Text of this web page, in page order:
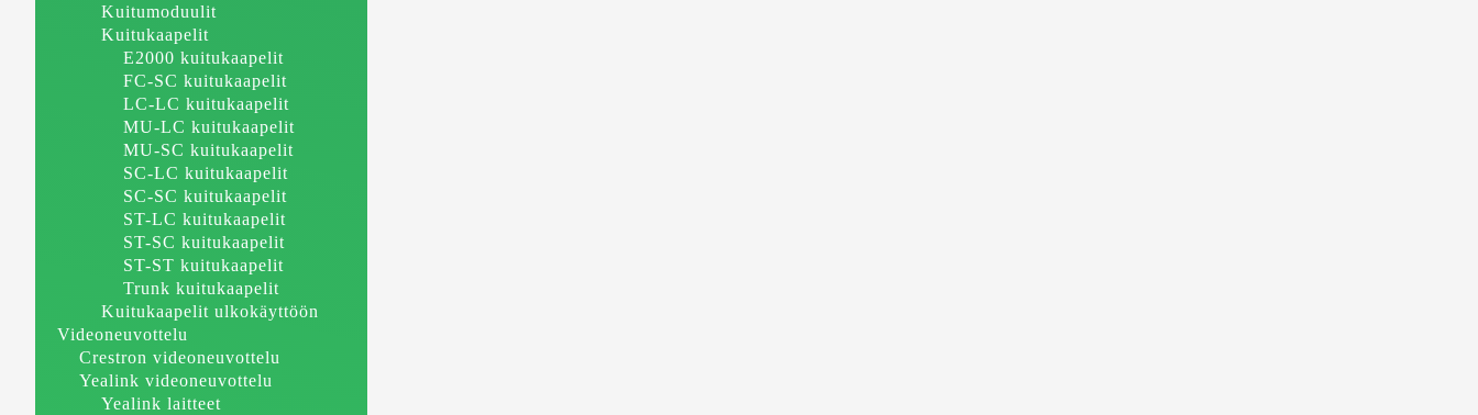
Kuitumoduulit
Kuitukaapelit
E2000 kuitukaapelit
FC-SC kuitukaapelit
LC-LC kuitukaapelit
MU-LC kuitukaapelit
MU-SC kuitukaapelit
SC-LC kuitukaapelit
SC-SC kuitukaapelit
ST-LC kuitukaapelit
ST-SC kuitukaapelit
ST-ST kuitukaapelit
Trunk kuitukaapelit
Kuitukaapelit ulkokäyttöön
Videoneuvottelu
Crestron videoneuvottelu
Yealink videoneuvottelu
Yealink laitteet